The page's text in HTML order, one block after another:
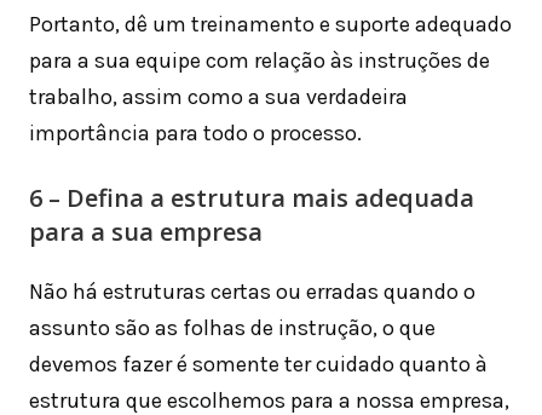
Portanto, dê um treinamento e suporte adequado
para a sua equipe com relação às instruções de
trabalho, assim como a sua verdadeira
importância para todo o processo.
6 – Defina a estrutura mais adequada
para a sua empresa
Não há estruturas certas ou erradas quando o
assunto são as folhas de instrução, o que
devemos fazer é somente ter cuidado quanto à
estrutura que escolhemos para a nossa empresa,